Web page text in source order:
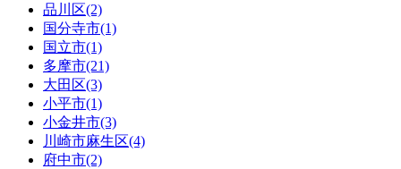
品川区(2)
国分寺市(1)
国立市(1)
多摩市(21)
大田区(3)
小平市(1)
小金井市(3)
川崎市麻生区(4)
府中市(2)